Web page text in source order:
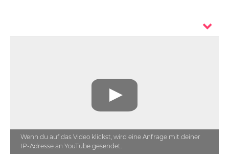
Wenn du auf das Video klickst, wird eine Anfrage mit deiner
IP-Adresse an YouTube gesendet.